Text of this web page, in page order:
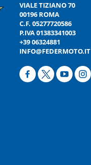
VIALE TIZIANO 70
00196 ROMA
C.F. 05277720586
P.IVA 01383341003
+39 06324881
INFO@FEDERMOTO.IT